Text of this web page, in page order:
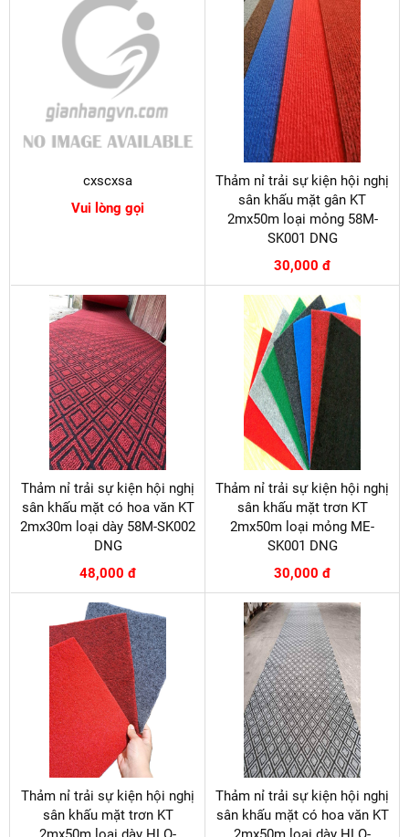
cxscxsa
Vui lòng gọi
Thảm nỉ trải sự kiện hội nghị
sân khấu mặt gân KT
2mx50m loại mỏng 58M-
SK001 DNG
30,000 đ
Thảm nỉ trải sự kiện hội nghị
sân khấu mặt có hoa văn KT
2mx30m loại dày 58M-SK002
DNG
48,000 đ
Thảm nỉ trải sự kiện hội nghị
sân khấu mặt trơn KT
2mx50m loại mỏng ME-
SK001 DNG
30,000 đ
Thảm nỉ trải sự kiện hội nghị
sân khấu mặt trơn KT
Thảm nỉ trải sự kiện hội nghị
sân khấu mặt có hoa văn KT